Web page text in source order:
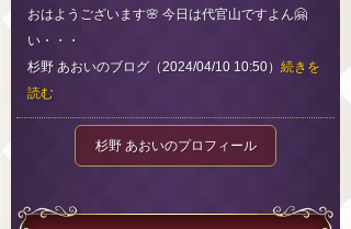
おはようございます🌸 今日は代官山ですよん🤗
い・・・
杉野 あおいのブログ（2024/04/10 10:50） 続きを
読む
杉野 あおいのプロフィール